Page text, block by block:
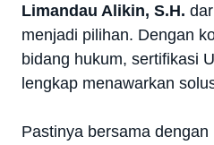
Limandau Alikin, S.H.
menjadi pilihan. Dengan
bidang hukum, sertifikasi
lengkap menawarkan
Pastinya bersama